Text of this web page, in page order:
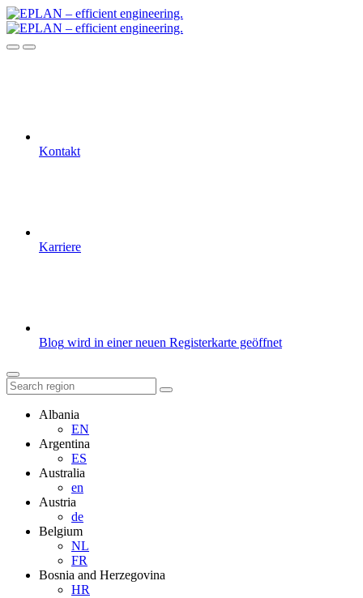
Kontakt
Karriere
Blog wird in einer neuen Registerkarte geöffnet
Albania
EN
Argentina
ES
Australia
en
Austria
de
Belgium
NL
FR
Bosnia and Herzegovina
HR